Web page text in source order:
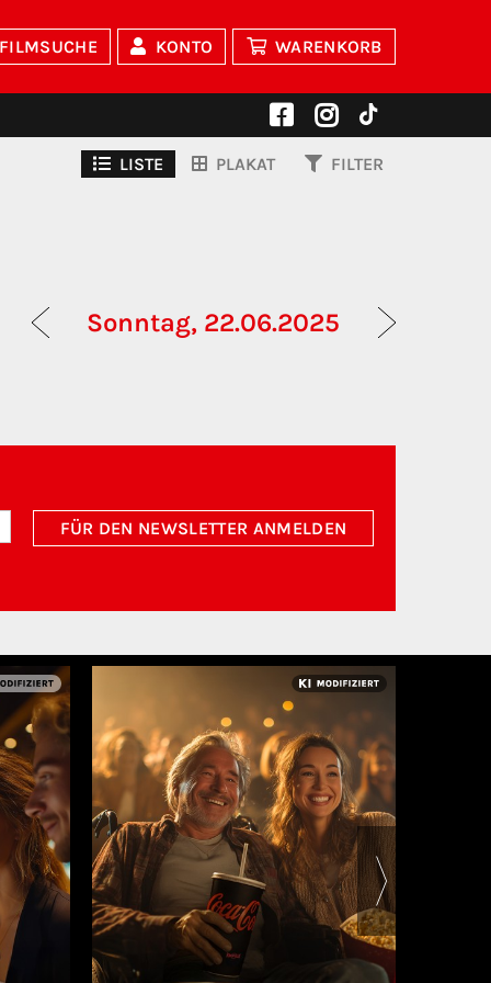
FILMSUCHE KONTO WARENKORB
LISTE PLAKAT FILTER
Sonntag, 22.06.2025
FÜR DEN NEWSLETTER ANMELDEN